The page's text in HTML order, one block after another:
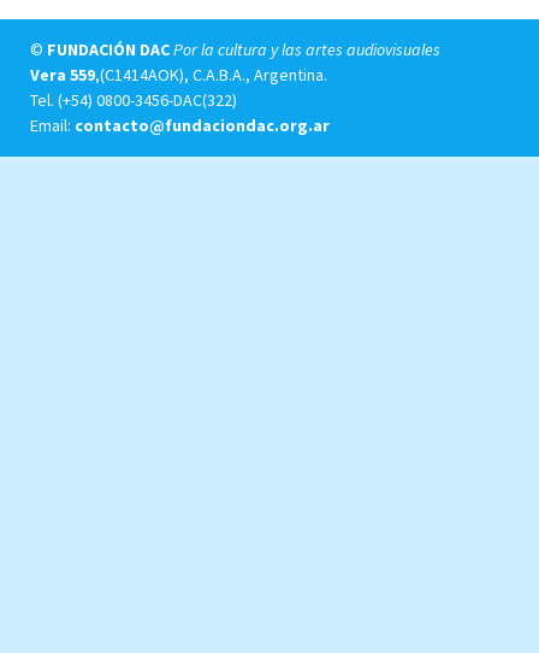
© FUNDACIÓN DACPor la cultura y las artes audiovisuales
Vera 559,(C1414AOK), C.A.B.A., Argentina.
Tel. (+54) 0800-3456-DAC(322)
Email: contacto@fundaciondac.org.ar